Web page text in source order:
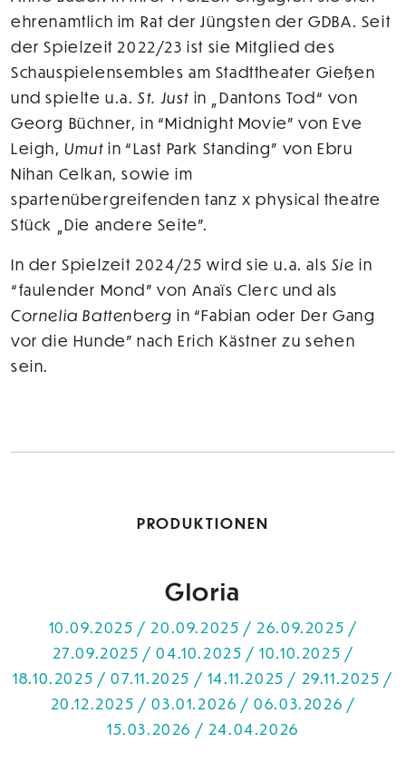
ehrenamtlich im Rat der Jüngsten der GDBA. Seit
der Spielzeit 2022/23 ist sie Mitglied des
Schauspielensembles am Stadttheater Gießen
und spielte u.a.St. Just in „Dantons Tod“ von
Georg Büchner, in “Midnight Movie” von Eve
Leigh,Umut in “Last Park Standing” von Ebru
Nihan Celkan, sowie im
spartenübergreifenden tanz x physical theatre
Stück „Die andere Seite".
In der Spielzeit 2024/25 wird sie u.a. als Sie in
“faulender Mond” von Anaïs Clerc und als
Cornelia Battenberg in “Fabian oder Der Gang
vor die Hunde” nach Erich Kästner zu sehen
sein.
PRODUKTIONEN
Gloria
10.09.2025 / 20.09.2025 / 26.09.2025 /
27.09.2025 / 04.10.2025 / 10.10.2025 /
18.10.2025 / 07.11.2025 / 14.11.2025 / 29.11.2025 /
20.12.2025 / 03.01.2026 / 06.03.2026 /
15.03.2026 / 24.04.2026